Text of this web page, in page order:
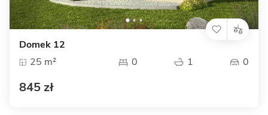
Domek 12
25 m²
0 1 0
845 zł